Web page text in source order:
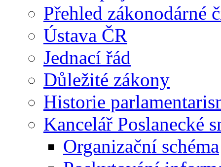
Přehled zákonodárné
Ústava ČR
Jednací řád
Důležité zákony
Historie
Kancelář Poslanecké
Organizační schéma